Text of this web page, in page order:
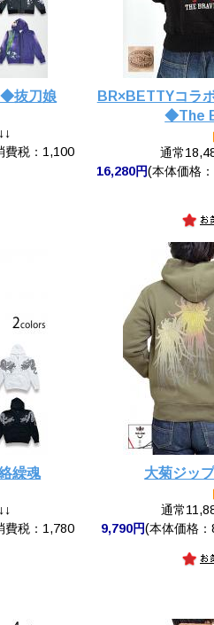
◆抜刀娘
費税：1,100
BR×BETTYコラ
◆The
通常
16,280円(本体価格
繰魂
費税：1,780
大菊ジッ
通常
9,790円(本体価格